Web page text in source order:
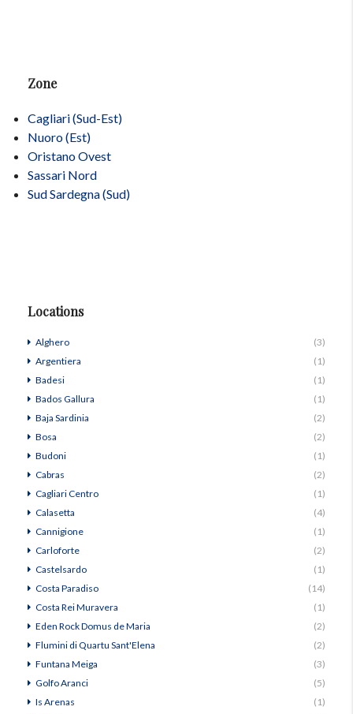
Zone
Cagliari (Sud-Est)
Nuoro (Est)
Oristano Ovest
Sassari Nord
Sud Sardegna (Sud)
Locations
Alghero
(3)
Argentiera
(1)
Badesi
(1)
Bados Gallura
(1)
Baja Sardinia
(2)
Bosa
(2)
Budoni
(1)
Cabras
(2)
Cagliari Centro
(1)
Calasetta
(4)
Cannigione
(1)
Carloforte
(2)
Castelsardo
(1)
Costa Paradiso
(14)
Costa Rei Muravera
(1)
Eden Rock Domus de Maria
(2)
Flumini di Quartu Sant'Elena
(2)
Funtana Meiga
(3)
Golfo Aranci
(5)
Is Arenas
(1)